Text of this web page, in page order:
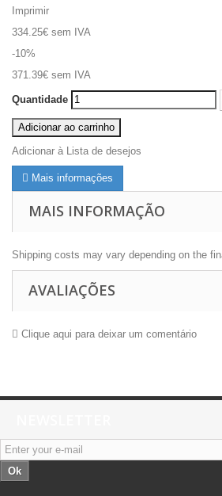
Imprimir
334.25€ sem IVA
-10%
371.39€ sem IVA
Quantidade
Adicionar ao carrinho
Adicionar à Lista de desejos
Mais informações
MAIS INFORMAÇÃO
Shipping costs may vary depending on the
AVALIAÇÕES
Clique aqui para deixar um comentário
Ok